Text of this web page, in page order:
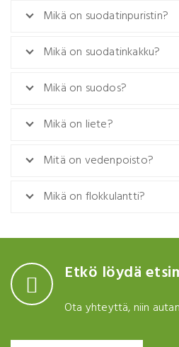
Mikä on suodatinpuristin?
Mikä on suodatinkakku?
Mikä on suodos?
Mikä on liete?
Mitä on vedenpoisto?
Mikä on flokkulantti?
Etkö löydä
Ota yhteyttä, niin